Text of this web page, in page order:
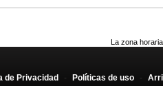
La zona
de Privacidad - Políticas de uso -